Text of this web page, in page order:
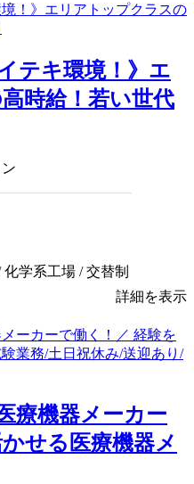
テキ環境！》エ
時給！若い世代
学系工場 / 交替制
詳細を表示
療機器メーカー
せる医療機器メ